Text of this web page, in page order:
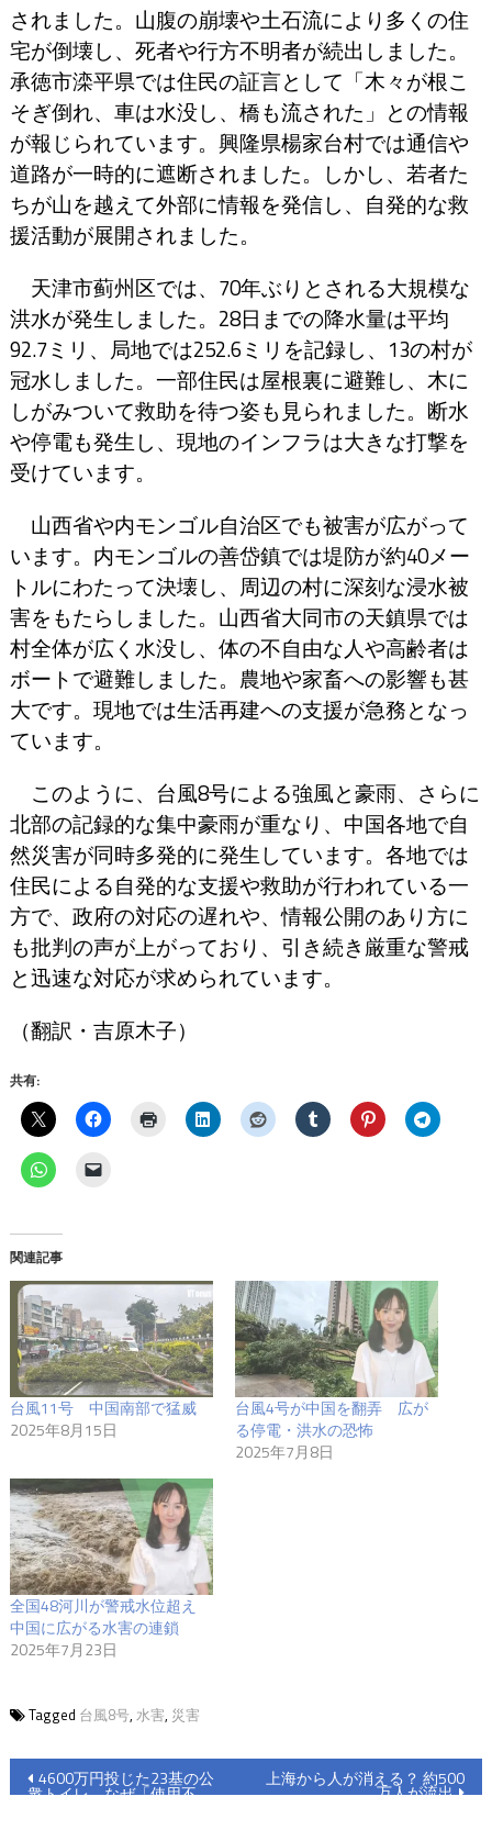
されました。山腹の崩壊や土石流により多くの住
宅が倒壊し、死者や行方不明者が続出しました。
承徳市滦平県では住民の証言として「木々が根こ
そぎ倒れ、車は水没し、橋も流された」との情報
が報じられています。興隆県楊家台村では通信や
道路が一時的に遮断されました。しかし、若者た
ちが山を越えて外部に情報を発信し、自発的な救
援活動が展開されました。
天津市蓟州区では、70年ぶりとされる大規模な
洪水が発生しました。28日までの降水量は平均
92.7ミリ、局地では252.6ミリを記録し、13の村が
冠水しました。一部住民は屋根裏に避難し、木に
しがみついて救助を待つ姿も見られました。断水
や停電も発生し、現地のインフラは大きな打撃を
受けています。
山西省や内モンゴル自治区でも被害が広がって
います。内モンゴルの善岱鎮では堤防が約40メー
トルにわたって決壊し、周辺の村に深刻な浸水被
害をもたらしました。山西省大同市の天鎮県では
村全体が広く水没し、体の不自由な人や高齢者は
ボートで避難しました。農地や家畜への影響も甚
大です。現地では生活再建への支援が急務となっ
ています。
このように、台風8号による強風と豪雨、さらに
北部の記録的な集中豪雨が重なり、中国各地で自
然災害が同時多発的に発生しています。各地では
住民による自発的な支援や救助が行われている一
方で、政府の対応の遅れや、情報公開のあり方に
も批判の声が上がっており、引き続き厳重な警戒
と迅速な対応が求められています。
（翻訳・吉原木子）
共有:
関連記事
台風11号 中国南部で猛威
2025年8月15日
台風4号が中国を翻弄 広が
る停電・洪水の恐怖
2025年7月8日
全国48河川が警戒水位超え
中国に広がる水害の連鎖
2025年7月23日
Tagged 台風8号, 水害, 災害
投4600万円投じた23基の公
衆トイレ なぜ「使用不
上海から人が消える？ 約500
万人が流出